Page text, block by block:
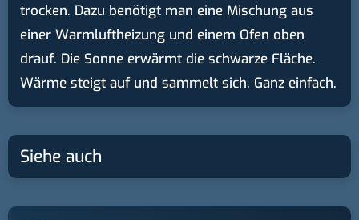
trocken. Dazu benötigt man eine Mischung aus
einer Warmluftheizung und einem Ofen oben
drauf. Die Sonne erwärmt die schwarze Fläche.
Wärme steigt auf und sammelt sich. Ganz einfach.
Siehe auch